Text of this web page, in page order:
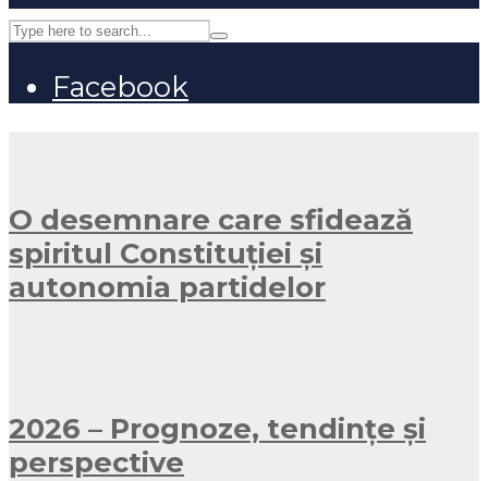
Facebook
O desemnare care sfidează
spiritul Constituției și
autonomia partidelor
2026 – Prognoze, tendințe și
perspective